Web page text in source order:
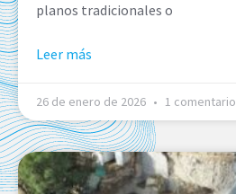
planos tradicionales o
Leer más
26 de enero de 2026 1 comentario